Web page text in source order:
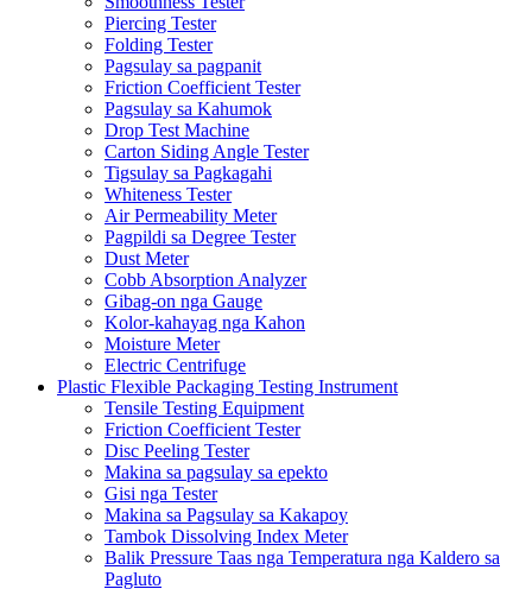
Piercing Tester
Folding Tester
Pagsulay sa pagpanit
Friction Coefficient Tester
Pagsulay sa Kahumok
Drop Test Machine
Carton Siding Angle Tester
Tigsulay sa Pagkagahi
Whiteness Tester
Air Permeability Meter
Pagpildi sa Degree Tester
Dust Meter
Cobb Absorption Analyzer
Gibag-on nga Gauge
Kolor-kahayag nga Kahon
Moisture Meter
Electric Centrifuge
Plastic Flexible Packaging Testing Instrument
Tensile Testing Equipment
Friction Coefficient Tester
Disc Peeling Tester
Makina sa pagsulay sa epekto
Gisi nga Tester
Makina sa Pagsulay sa Kakapoy
Tambok Dissolving Index Meter
Balik Pressure Taas nga Temperatura nga Kaldero sa
Pagluto